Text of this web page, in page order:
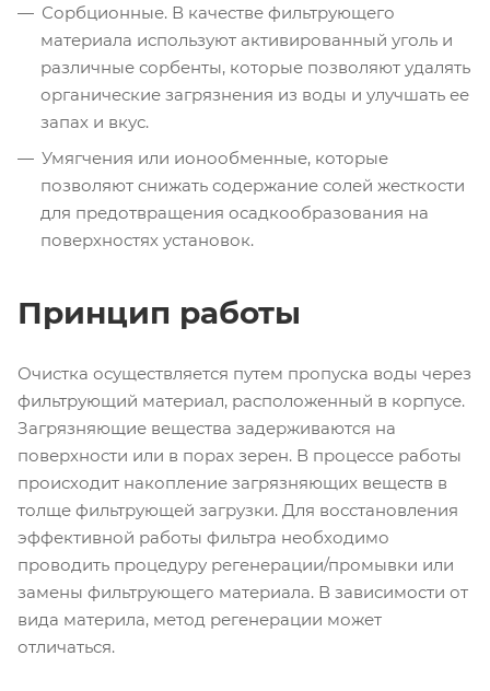
Сорбционные. В качестве фильтрующего
материала используют активированный уголь и
различные сорбенты, которые позволяют удалять
органические загрязнения из воды и улучшать ее
запах и вкус.
Умягчения или ионообменные, которые
позволяют снижать содержание солей жесткости
для предотвращения осадкообразования на
поверхностях установок.
Принцип работы
Очистка осуществляется путем пропуска воды через
фильтрующий материал, расположенный в корпусе.
Загрязняющие вещества задерживаются на
поверхности или в порах зерен. В процессе работы
происходит накопление загрязняющих веществ в
толще фильтрующей загрузки. Для восстановления
эффективной работы фильтра необходимо
проводить процедуру регенерации/промывки или
замены фильтрующего материала. В зависимости от
вида материла, метод регенерации может
отличаться.